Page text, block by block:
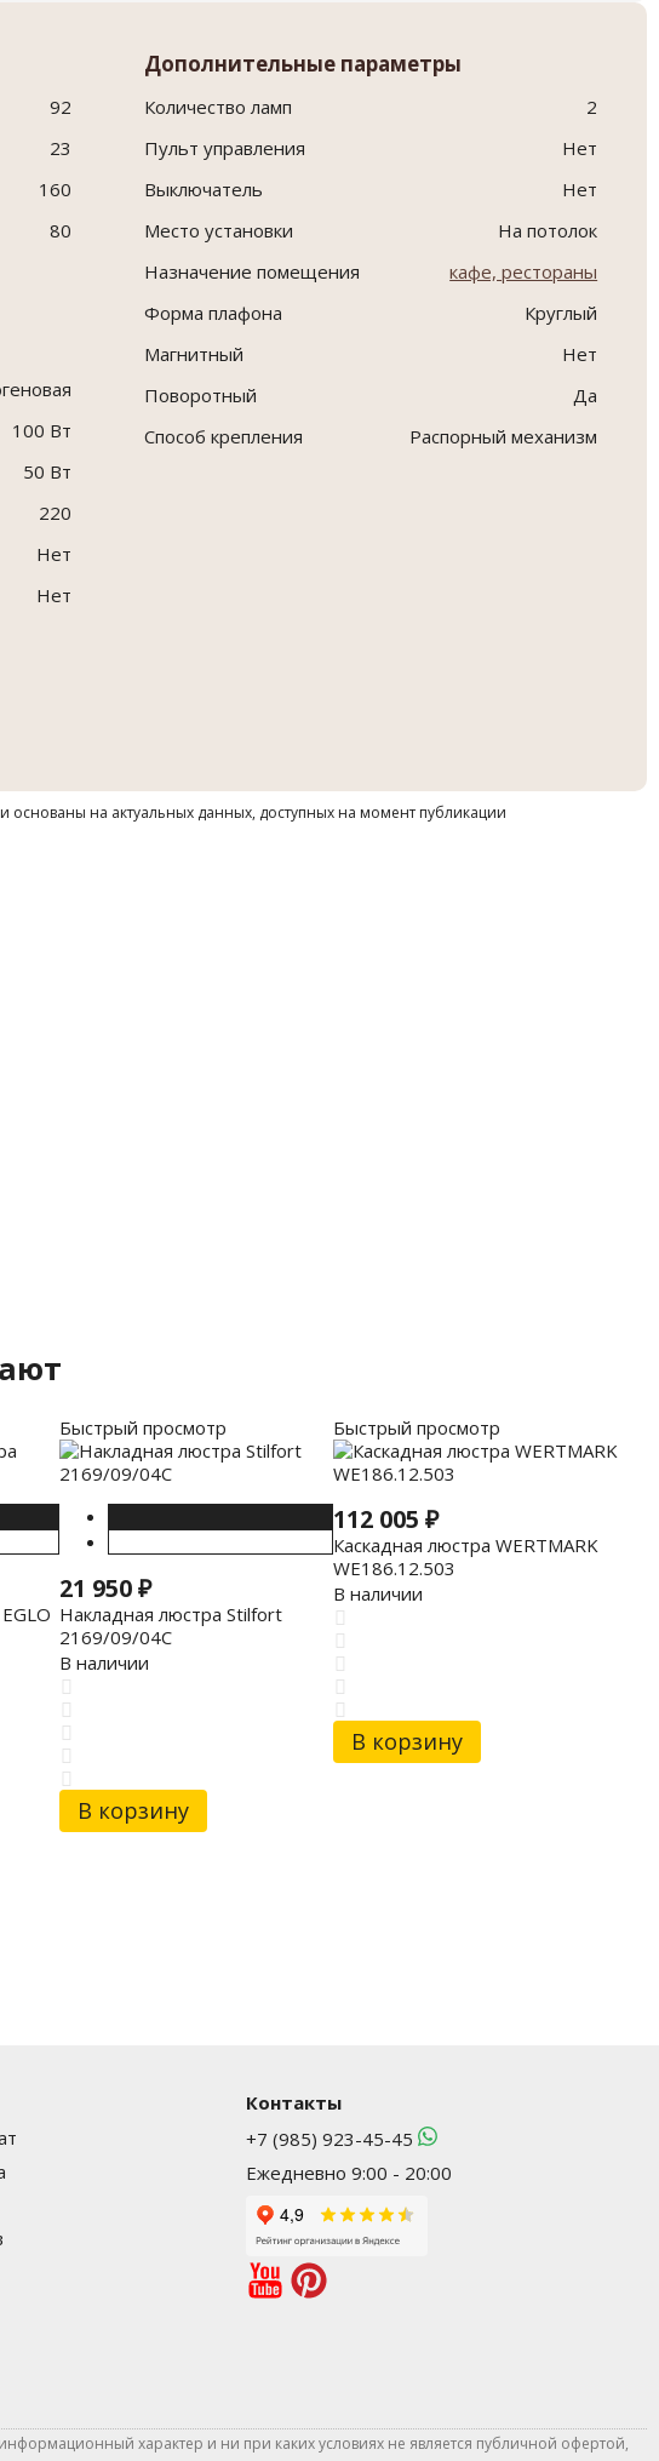
92
23
160
80
100 Вт
50 Вт
220
Нет
Нет
Дополнительные параметры
Количество ламп
2
Пульт управления
Нет
Выключатель
Нет
Место установки
На потолок
Назначение помещения
кафе, рестораны
Форма плафона
Круглый
Магнитный
Нет
Поворотный
Да
Способ крепления
Распорный механизм
основаны на актуальных данных, доступных на момент публикации
Быстрый просмотр
21 950₽
Накладная люстра Stilfort
2169/09/04C
В наличии
В корзину
Быстрый просмотр
112 005 ₽
Каскадная люстра WERTMARK
WE186.12.503
В наличии
В корзину
Контакты
+7 (985) 923-45-45
Ежедневно 9:00 - 20:00
характер и ни при каких условиях не является публичной офертой,